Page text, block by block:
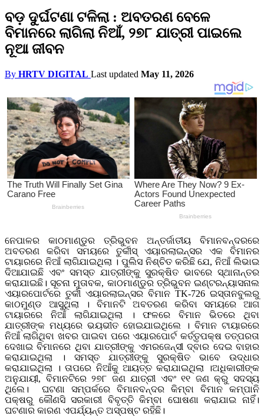
ବଡ଼ ଦୁର୍ଘଟଣା ଟଳିଲା : ଅବତରଣ ବେଳେ
ବିମାନରେ ଲାଗିଲା ନିଆଁ, ୨୭୮ ଯାତ୍ରୀ ପାଇଲେ
ନୂଆ ଜୀବନ
By HRTV DIGITAL Last updated May 11, 2026
ନେପାଳର କାଠମାଣ୍ଡୁର ତ୍ରିଭୁବନ ଅନ୍ତର୍ଜାତୀୟ ବିମାନବନ୍ଦରରେ
ଅବତରଣ କରିବା ସମୟରେ ତୁର୍କୀସ୍ ଏୟାରଲାଇନ୍ସର ଏକ ବିମାନର
ଟାୟାରରେ ନିଆଁ ଲାଗିଯାଇଥିଲା । ପୁଲିସ ନିଶ୍ଚିତ କରିଛି ଯେ, ନିଆଁ ଲିଭାଇ
ଦିଆଯାଇଛି ଏବଂ ସମସ୍ତ ଯାତ୍ରୀଙ୍କୁ ସୁରକ୍ଷିତ ଭାବରେ ସ୍ଥାନାନ୍ତର
କରାଯାଇଛି। ସୂଚନା ମୁତାବକ, କାଠମାଣ୍ଡୁର ତ୍ରିଭୁବନ ଇଣ୍ଟରନ୍ୟାସନାଲ
ଏୟାରପୋର୍ଟରେ ତୁର୍କୀ ଏୟାରଲାଇନ୍ସର ବିମାନ TK-726 ଇସ୍ତାନବୁଲରୁ
କାଠମୁଣ୍ଡ ଆସୁଥିଲା । ବିମାନଟି ଅବତରଣ କରିବା ସମୟରେ ଆଗ
ଟାୟାରରେ ନିଆଁ ଲାଗିଯାଇଥିଲା । ଫଳରେ ବିମାନ ଭିତରେ ଥିବା
ଯାତ୍ରୀଙ୍କ ମଧ୍ୟରେ ଭୟଭୀତ ହୋଇଯାଇଥିଲେ । ବିମାନ ଟାୟାରରେ
ନିଆଁ ଲାଗିଥିବା ଖବର ପାଇବା ପରେ ଏୟାରପୋର୍ଟ କର୍ତ୍ତୃପକ୍ଷ ତତ୍ପରତା
ଦେଖାଇ ବିମାନରେ ଥିବା ଯାତ୍ରୀଙ୍କୁ ଏମରଜେନ୍ସୀ ଦ୍ବାର ଦେଇ ବାହାର
କରାଯାଇଥିଲା । ସମସ୍ତ ଯାତ୍ରୀଙ୍କୁ ସୁରକ୍ଷିତ ଭାବେ ଉଦ୍ଧାର
କରାଯାଇଥିଲା । ତାପରେ ନିଆଁକୁ ଆୟତ୍ତ କରାଯାଇଥିଲା ।ଅଧିକାରୀଙ୍କ
ଅନୁଯାୟୀ, ବିମାନଟିରେ ୨୭୮ ଜଣ ଯାତ୍ରୀ ଏବଂ ୧୧ ଜଣ କ୍ରୁ ସଦସ୍ୟ
ଥିଲେ। ଘଟଣା ସମ୍ପର୍କରେ ବିମାନବନ୍ଦର କିମ୍ବା ବିମାନ କମ୍ପାନି
ପକ୍ଷରୁ କୌଣସି ସରକାରୀ ବିବୃତ୍ତି କିମ୍ବା ଘୋଷଣା କରାଯାଇ ନାହିଁ।
ଘଟଣାର କାରଣ ଏପର୍ଯ୍ୟନ୍ତ ଅସ୍ପଷ୍ଟ ରହିଛି।